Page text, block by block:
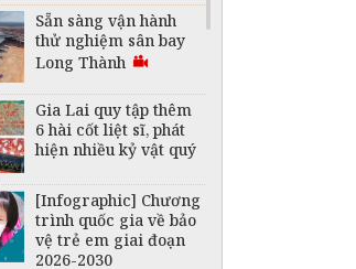
Sẵn sàng vận hành
thử nghiệm sân bay
Long Thành
Gia Lai quy tập thêm
6 hài cốt liệt sĩ, phát
hiện nhiều kỷ vật quý
[Infographic] Chương
trình quốc gia về bảo
vệ trẻ em giai đoạn
2026-2030